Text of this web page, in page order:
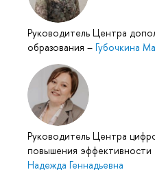
Руководитель Центра
образования – Губочкина
Руководитель Центра
повышения эффективности
Надежда Геннадьевна